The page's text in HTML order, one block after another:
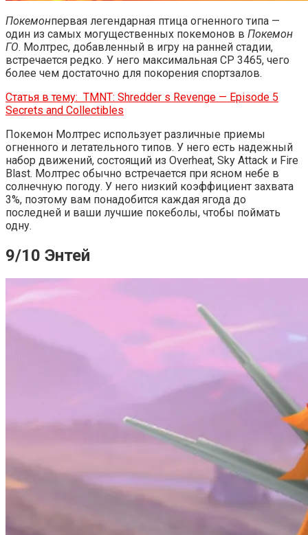
Покемонпервая легендарная птица огненного типа —
один из самых могущественных покемонов в Покемон
ГО. Молтрес, добавленный в игру на ранней стадии,
встречается редко. У него максимальная CP 3465, чего
более чем достаточно для покорения спортзалов.
Статья в тему: TMNT: Shredder s Revenge — Episode 5
Secrets and Collectibles
Покемон Молтрес использует различные приемы
огненного и летательного типов. У него есть надежный
набор движений, состоящий из Overheat, Sky Attack и Fire
Blast. Молтрес обычно встречается при ясном небе в
солнечную погоду. У него низкий коэффициент захвата
3%, поэтому вам понадобится каждая ягода до
последней и ваши лучшие покеболы, чтобы поймать
одну.
9/10 Энтей